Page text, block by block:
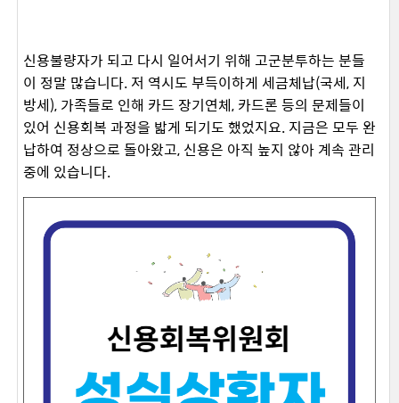
신용불량자가 되고 다시 일어서기 위해 고군분투하는 분들
이 정말 많습니다. 저 역시도 부득이하게 세금체납(국세, 지
방세), 가족들로 인해 카드 장기연체, 카드론 등의 문제들이
있어 신용회복 과정을 밟게 되기도 했었지요. 지금은 모두 완
납하여 정상으로 돌아왔고, 신용은 아직 높지 않아 계속 관리
중에 있습니다.